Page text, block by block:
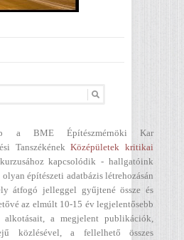
a BME Építészmérnöki Kar
TanszékénekKözépületek kritikai
kapcsolódik - hallgatóink
építészeti adatbázis létrehozásán
átfogó jelleggel gyűjtené össze és
az elmúlt 10-15 év legjelentősebb
alkotásait, a megjelent publikációk,
közlésével, a fellelhető összes